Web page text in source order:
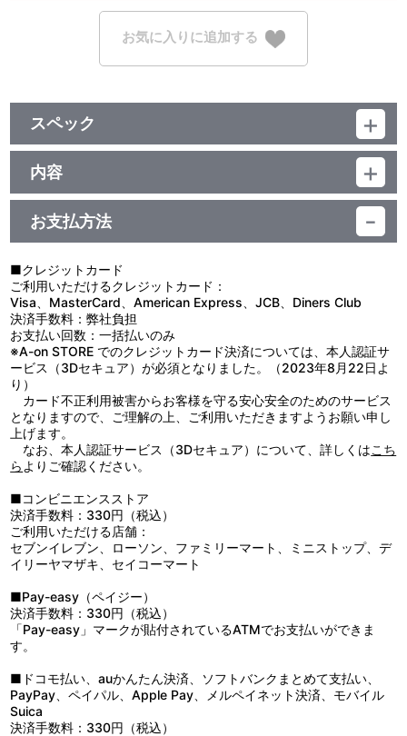
お気に入りに追加する
スペック
品番：TU-14917
ジャンル：アクリルスタンド、アクリルパネル
素材：アクリル
サイズ：
本体 約 H144mm×W343mm
台座：約 H45mm×W135mm
内容
【使用上の注意】
●本来の用途以外で使用しないでください。
●思わぬ事故のおそれがありますので、乳幼児または小さなお子様
●ケガや破損の原因になることがありますので、重いものをぶら下
げたり、無理に引っ張ったりしないでください。
●高温多湿、直射日光を避け、お子様の手の届かないところに保管
してください。
●商品の特性上、とがった部分があります。取り扱いには十分ご注
意ください。
●汚れた場合は、水や薄めた中性洗剤を含ませ固く絞った布でやさ
しく拭きとってください。
●ベンジンやシンナー、アルコール系溶剤などを使用しますと、変
色・変形・破損の原因になりますのでお避けください。
お支払方法
■クレジットカード
ご利用いただけるクレジットカード：
Visa、MasterCard、American Express、JCB、Diners Club
決済手数料：弊社負担
お支払い回数：一括払いのみ
※A-on STORE でのクレジットカード決済については、本人認証サ
ービス（3Dセキュア）が必須となりました。（2023年8月22日よ
り）
カード不正利用被害からお客様を守る安心安全のためのサービス
となりますので、ご理解の上、ご利用いただきますようお願い申し
上げます。
なお、本人認証サービス（3Dセキュア）について、詳しくはこち
ら よりご確認ください。
■コンビニエンスストア
決済手数料：330円（税込）
ご利用いただける店舗：
セブンイレブン、ローソン、ファミリーマート、ミニストップ、デ
イリーヤマザキ、セイコーマート
■Pay-easy（ペイジー）
決済手数料：330円（税込）
「Pay-easy」マークが貼付されているATMでお支払いができま
す。
■ドコモ払い、auかんたん決済、ソフトバンクまとめて支払い、
PayPay、ペイパル、Apple Pay、メルペイネット決済、モバイル
Suica
決済手数料：330円（税込）